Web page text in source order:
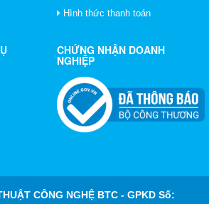
Hình thức thanh toán
CHỨNG NHẬN DOANH
NGHIỆP
CÔNG NGHỆ BTC - GPKD Số: